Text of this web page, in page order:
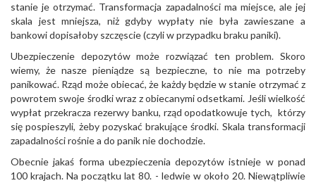
stanie je otrzymać. Transformacja zapadalności ma miejsce, ale jej
skala jest mniejsza, niż gdyby wypłaty nie była zawieszane a
bankowi dopisałoby szczęscie (czyli w przypadku braku paniki).
Ubezpieczenie depozytów może rozwiązać ten problem. Skoro
wiemy, że nasze pieniądze są bezpieczne, to nie ma potrzeby
panikować. Rząd może obiecać, że każdy będzie w stanie otrzymać z
powrotem swoje środki wraz z obiecanymi odsetkami. Jeśli wielkość
wypłat przekracza rezerwy banku, rząd opodatkowuje tych, którzy
się pospieszyli, żeby pozyskać brakujące środki. Skala transformacji
zapadalności rośnie a do panik nie dochodzie.
Obecnie jakaś forma ubezpieczenia depozytów istnieje w ponad
100 krajach. Na początku lat 80. - ledwie w około 20. Niewątpliwie